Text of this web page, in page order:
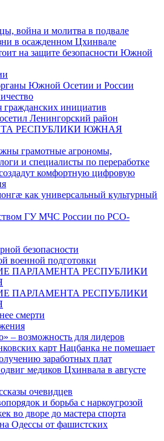
война и молитва в подвале
в осажденном Цхинвале
на защите безопасности Южной
Южной Осетии и России
гражданских инициатив
Ленингорский район
РЕСПУБЛИКИ ЮЖНАЯ
грамотные агрономы,
и специалисты по переработке
комфортную цифровую
как универсальный культурный
ГУ МЧС России по РСО-
безопасности
военной подготовки
ПАРЛАМЕНТА РЕСПУБЛИКИ
ПАРЛАМЕНТА РЕСПУБЛИКИ
смерти
– возможность для лидеров
карт Нацбанка не помешает
заработных плат
медиков Цхинвала в августе
очевидцев
и борьба с наркоугрозой
во дворе до мастера спорта
Одессы от фашистских